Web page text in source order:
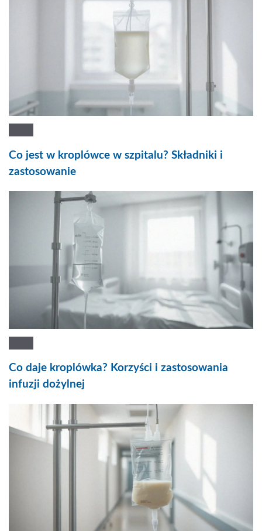
Co jest w kroplówce w szpitalu? Składniki i
zastosowanie
Co daje kroplówka? Korzyści i zastosowania
infuzji dożylnej